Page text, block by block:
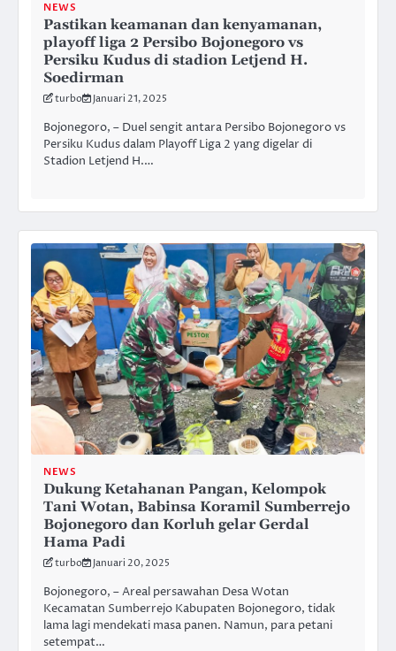
NEWS
Pastikan keamanan dan kenyamanan,
playoff liga 2 Persibo Bojonegoro vs
Persiku Kudus di stadion Letjend H.
Soedirman
turbo Januari 21, 2025
Bojonegoro, – Duel sengit antara Persibo Bojonegoro vs
Persiku Kudus dalam Playoff Liga 2 yang digelar di
Stadion Letjend H.…
NEWS
Dukung Ketahanan Pangan, Kelompok
Tani Wotan, Babinsa Koramil Sumberrejo
Bojonegoro dan Korluh gelar Gerdal
Hama Padi
turbo Januari 20, 2025
Bojonegoro, – Areal persawahan Desa Wotan
Kecamatan Sumberrejo Kabupaten Bojonegoro, tidak
lama lagi mendekati masa panen. Namun, para petani
setempat…